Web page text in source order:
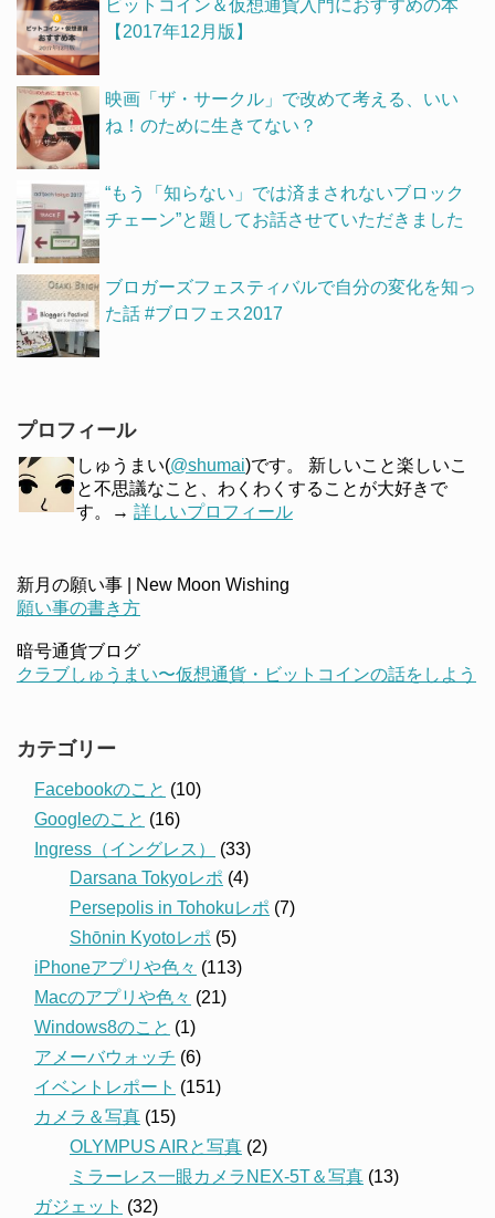
ビットコイン＆仮想通貨入門におすすめの本
【2017年12月版】
映画「ザ・サークル」で改めて考える、いい
ね！のために生きてない？
“もう「知らない」では済まされないブロック
チェーン”と題してお話させていただきました
ブロガーズフェスティバルで自分の変化を知っ
た話 #ブロフェス2017
プロフィール
しゅうまい(@shumai)です。 新しいこと楽しいこ
と不思議なこと、わくわくすることが大好きで
す。→ 詳しいプロフィール
新月の願い事 | New Moon Wishing
願い事の書き方
暗号通貨ブログ
クラブしゅうまい〜仮想通貨・ビットコインの話をしよう
カテゴリー
Facebookのこと (10)
Googleのこと (16)
Ingress（イングレス）
(33)
Darsana Tokyoレポ (4)
Persepolis in Tohokuレポ (7)
Shōnin Kyotoレポ (5)
iPhoneアプリや色々 (113)
Macのアプリや色々 (21)
Windows8のこと (1)
アメーバウォッチ (6)
イベントレポート (151)
カメラ＆写真 (15)
OLYMPUS AIRと写真 (2)
ミラーレス一眼カメラNEX-5T＆写真 (13)
ガジェット (32)